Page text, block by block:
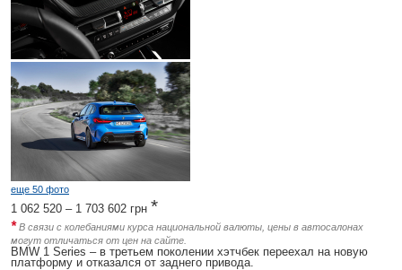
еще 50 фото
1 062 520 – 1 703 602 грн *
*В связи с колебаниями курса национальной валюты, цены в автосалонах
могут отличаться от цен на сайте.
BMW 1 Series – в третьем поколении хэтчбек переехал на новую
платформу и отказался от заднего привода.